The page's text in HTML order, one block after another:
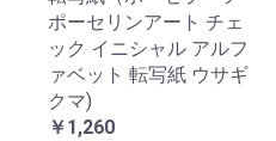
ポーセリンアート チェ
ック イニシャル アルフ
ァベット 転写紙 ウサギ
クマ)
￥1,260